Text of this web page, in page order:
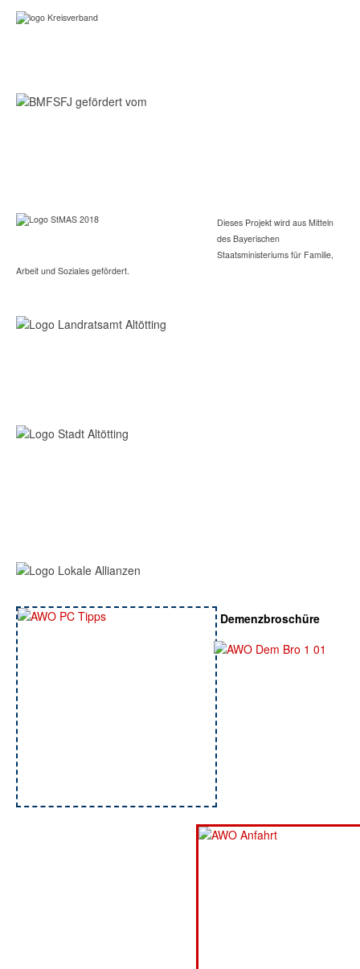
Dieses Projekt wird aus Mitteln
des Bayerischen
Staatsministeriums für Familie,
Arbeit und Soziales gefördert.
Demenzbroschüre